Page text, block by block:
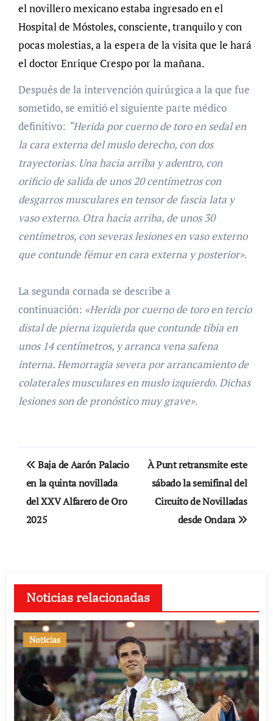
el novillero mexicano estaba ingresado en el
Hospital de Móstoles, consciente, tranquilo y con
pocas molestias, a la espera de la visita que le hará
el doctor Enrique Crespo por la mañana.
Después de la intervención quirúrgica a la que fue
sometido, se emitió el siguiente parte médico
definitivo: “Herida por cuerno de toro en sedal en
la cara externa del muslo derecho, con dos
trayectorias. Una hacia arriba y adentro, con
orificio de salida de unos 20 centímetros con
desgarros musculares en tensor de fascia lata y
vaso externo. Otra hacia arriba, de unos 30
centímetros, con severas lesiones en vaso externo
que contunde fémur en cara externa y posterior».
La segunda cornada se describe a
continuación: «Herida por cuerno de toro en tercio
distal de pierna izquierda que contunde tibia en
unos 14 centímetros, y arranca vena safena
interna. Hemorragia severa por arrancamiento de
colaterales musculares en muslo izquierdo. Dichas
lesiones son de pronóstico muy grave».
Navegación
de
entradas
Baja de Aarón Palacio
en la quinta novillada
del XXV Alfarero de Oro
2025
À Punt retransmite este
sábado la semifinal del
Circuito de Novilladas
desde Ondara
Noticias relacionadas
Noticias